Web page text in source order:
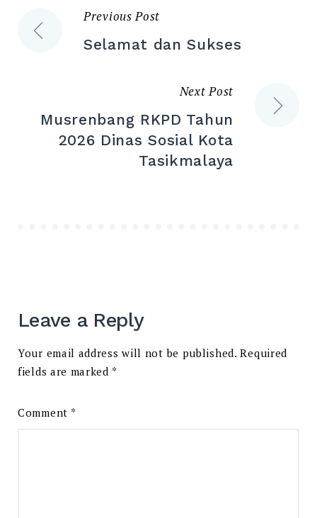
Post
Previous Post
Selamat dan Sukses
Next Post
Musrenbang RKPD Tahun
2026 Dinas Sosial Kota
Tasikmalaya
Leave a Reply
Your email address will not be published. Required
fields are marked *
Comment *